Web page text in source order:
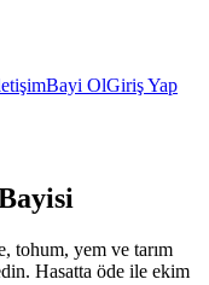
Bayi OlGiriş Yap
tohum, yem ve tarım
Hasatta öde ile ekim